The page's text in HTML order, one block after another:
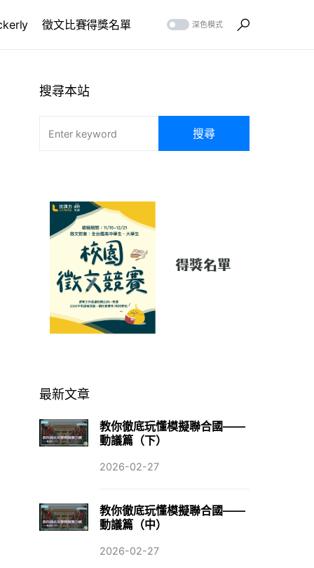
徵文比賽得獎名單 深色模式
搜尋本站
搜尋
最新文章
教你徹底玩懂模擬聯合國——
動議篇（下）
2026-02-27
教你徹底玩懂模擬聯合國——
動議篇（中）
2026-02-27